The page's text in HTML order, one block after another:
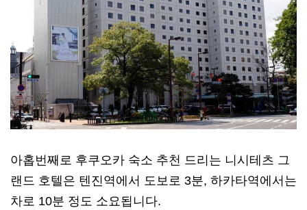
아홉번째로 후쿠오카 숙소 추천 드리는 니시테츠 그
랜드 호텔은 텐진역에서 도보로 3분, 하카타역에서는
차로 10분 정도 소요됩니다.